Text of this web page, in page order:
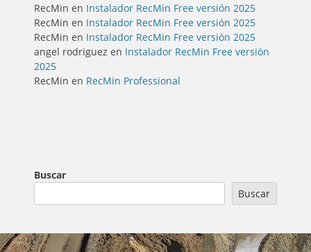
RecMin en Instalador RecMin Free versión 2025
RecMin en Instalador RecMin Free versión 2025
RecMin en Instalador RecMin Free versión 2025
angel rodriguez en Instalador RecMin Free versión
2025
RecMin en RecMin Professional
Buscar
Buscar